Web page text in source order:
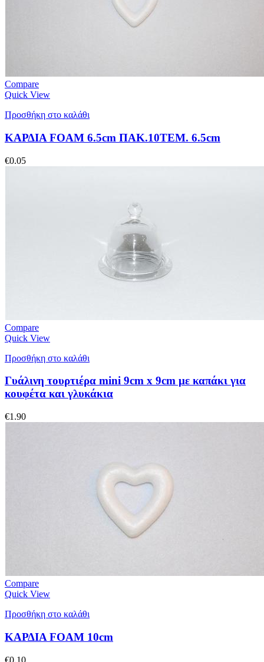
Compare
Quick View
Προσθήκη στο καλάθι
ΚΑΡΔΙΑ FOAM 6.5cm ΠΑΚ.10ΤΕΜ. 6.5cm
€0.05
Compare
Quick View
Προσθήκη στο καλάθι
Γυάλινη τουρτιέρα mini 9cm x 9cm με καπάκι για
κουφέτα και γλυκάκια
€1.90
Compare
Quick View
Προσθήκη στο καλάθι
ΚΑΡΔΙΑ FOAM 10cm
€0.10